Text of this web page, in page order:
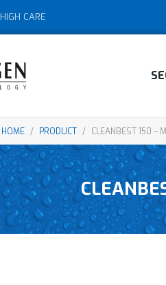
HIGH CARE
HOME / PRODUCT / CLEANBEST 150 –